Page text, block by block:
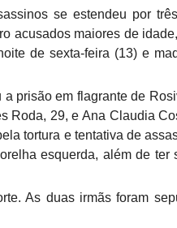
se estendeu por
acusados maiores de
de sexta-feira (13) e
prisão em flagrante de
Roda, 29, e Ana Claudia
tortura e tentativa de
esquerda, além de
As duas irmãs foram